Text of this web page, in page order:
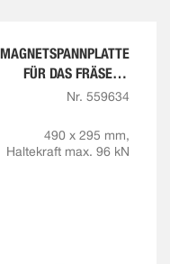
MAGNETSPANNPLATTE
FÜR DAS FRÄSEN -
PREMIUM LINE
Nr. 559634
490 x 295 mm,
Haltekraft max. 96 kN